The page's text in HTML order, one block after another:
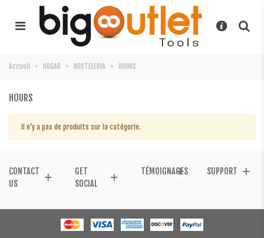
Accueil > HOGAR > HOSTELERIA > HOURS
HOURS
Il n'y a pas de produits sur la catégorie.
CONTACT
US
GET
SOCIAL
TÉMOIGNAGES SUPPORT